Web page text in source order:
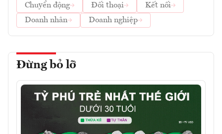
Chuyển động
Đối thoại
Kết nối
Doanh nhân
Doanh nghiệp
Đừng bỏ lỡ